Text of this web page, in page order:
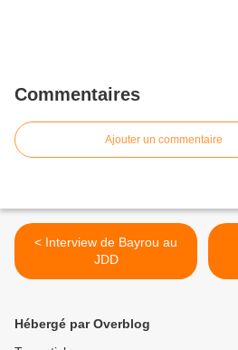
Commentaires
Ajouter un commentaire
< Interview de Bayrou au
JDD
Hébergé par Overblog